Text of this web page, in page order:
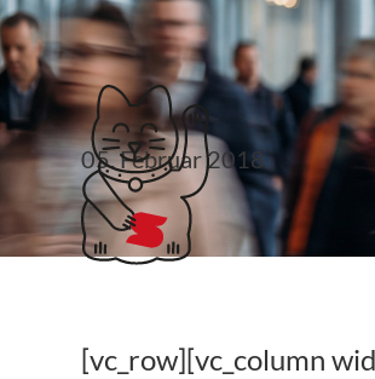
#steuerlinks
05. Februar 2018
[vc_row][vc_column